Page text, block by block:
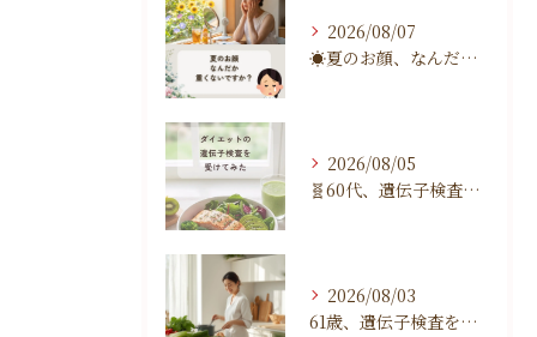
2026/08/07
☀️夏のお顔、なんだか重くないですか？☀️
2026/08/05
🧬60代、遺伝子検査を受けてみました🧬
2026/08/03
61歳、遺伝子検査を受けてみました。体の声って大切だと改めて思ったこと。